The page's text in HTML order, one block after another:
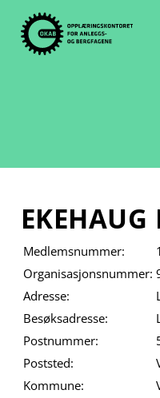
content
Medlemsnummer:
Organisasjonsnummer:
Adresse:
Besøksadresse:
Postnummer:
Poststed:
Kommune: